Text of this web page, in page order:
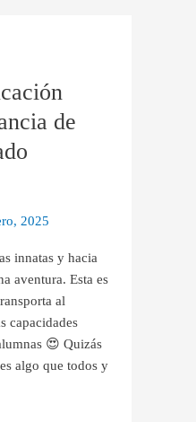
de
2025
innatas y hacia
aventura. Esta es
al
capacidades
😍 Quizás
algo que todos y